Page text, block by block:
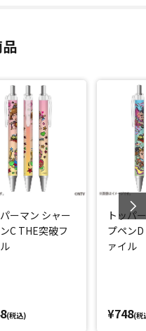
ーマン シャー
C THE突破フ
(税込)
トッパ
プペン
ァイル
¥748(税